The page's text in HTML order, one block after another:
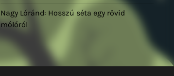
Nagy Lóránd: Hosszú séta egy rövid
mólóról